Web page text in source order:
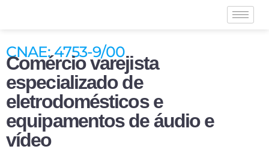
CNAE: 4753-9/00
Comércio varejista
especializado de
eletrodomésticos e
equipamentos de áudio e
vídeo